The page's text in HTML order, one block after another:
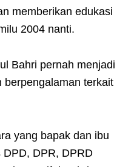
memberikan edukasi
2004 nanti.
Bahri pernah menjadi
berpengalaman terkait
yang bapak dan ibu
DPR, DPRD